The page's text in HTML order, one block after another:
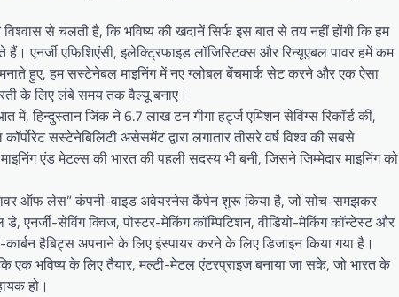
से चलती है, कि भविष्य की खदानें सिर्फ इस बात से तय नहीं होंगी कि हम
एनर्जी एफिशिएंसी, इलेक्ट्रिफाइड लॉजिस्टिक्स और रिन्यूएबल पावर हमें कम
हुए, हम सस्टेनेबल माइनिंग में नए ग्लोबल बेंचमार्क सेट करने और एक ऐसा
के लिए लंबे समय तक वैल्यू बनाए।
हिन्दुस्तान जिंक ने 6.7 लाख टन गीगा हर्ट्ज एमिशन सेविंग्स रिकॉर्ड कीं,
सस्टेनेबिलिटी असेसमेंट द्वारा लगातार तीसरे वर्ष विश्व की सबसे
एंड मेटल्स की भारत की पहली सदस्य भी बनी, जिसने जिम्मेदार माइनिंग को
पावर ऑफ लेस” कंपनी-वाइड अवेयरनेस कैंपेन शुरू किया है, जो सोच-समझकर
एनर्जी-सेविंग क्विज, पोस्टर-मेकिंग कॉम्पिटिशन, वीडियो-मेकिंग कॉन्टेस्ट और
हैबिट्स अपनाने के लिए इंस्पायर करने के लिए डिजाइन किया गया है।
भविष्य के लिए तैयार, मल्टी-मेटल एंटरप्राइज बनाया जा सके, जो भारत के
हो।